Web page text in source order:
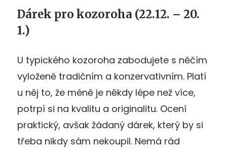
Dárek pro kozoroha (22.12. – 20.
1.)
U typického kozoroha zabodujete s něčím
vyloženě tradičním a konzervativním. Platí
u něj to, že méně je někdy lépe než více,
potrpí si na kvalitu a originalitu. Ocení
praktický, avšak žádaný dárek, který by si
třeba nikdy sám nekoupil. Nemá rád